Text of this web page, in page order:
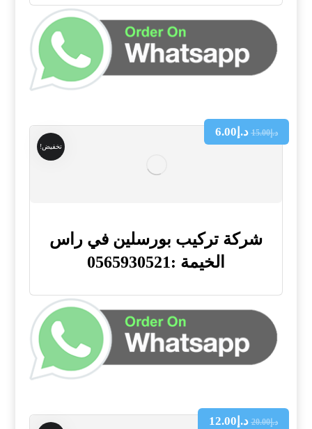
تخفيض!
شركة تركيب بورسلين في راس
الخيمة :0565930521
د.إ15.00 د.إ 6.00
د.إ20.00 د.إ 12.00